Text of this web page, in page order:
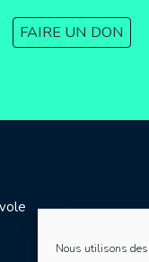
Nous utilisons des
FAIRE UN DON